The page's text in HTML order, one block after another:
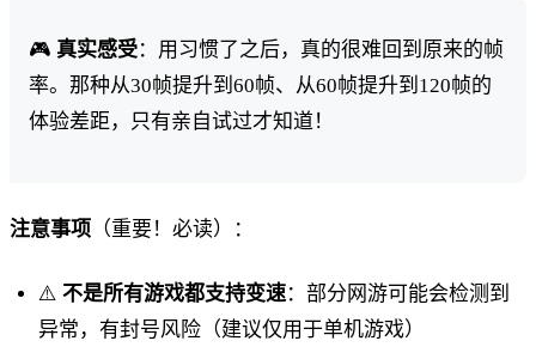
🎮 真实感受：用习惯了之后，真的很难回到原来的帧
率。那种从30帧提升到60帧、从60帧提升到120帧的
体验差距，只有亲自试过才知道！
注意事项 （重要！必读）：
⚠️ 不是所有游戏都支持变速：部分网游可能会检测到
异常，有封号风险（建议仅用于单机游戏）